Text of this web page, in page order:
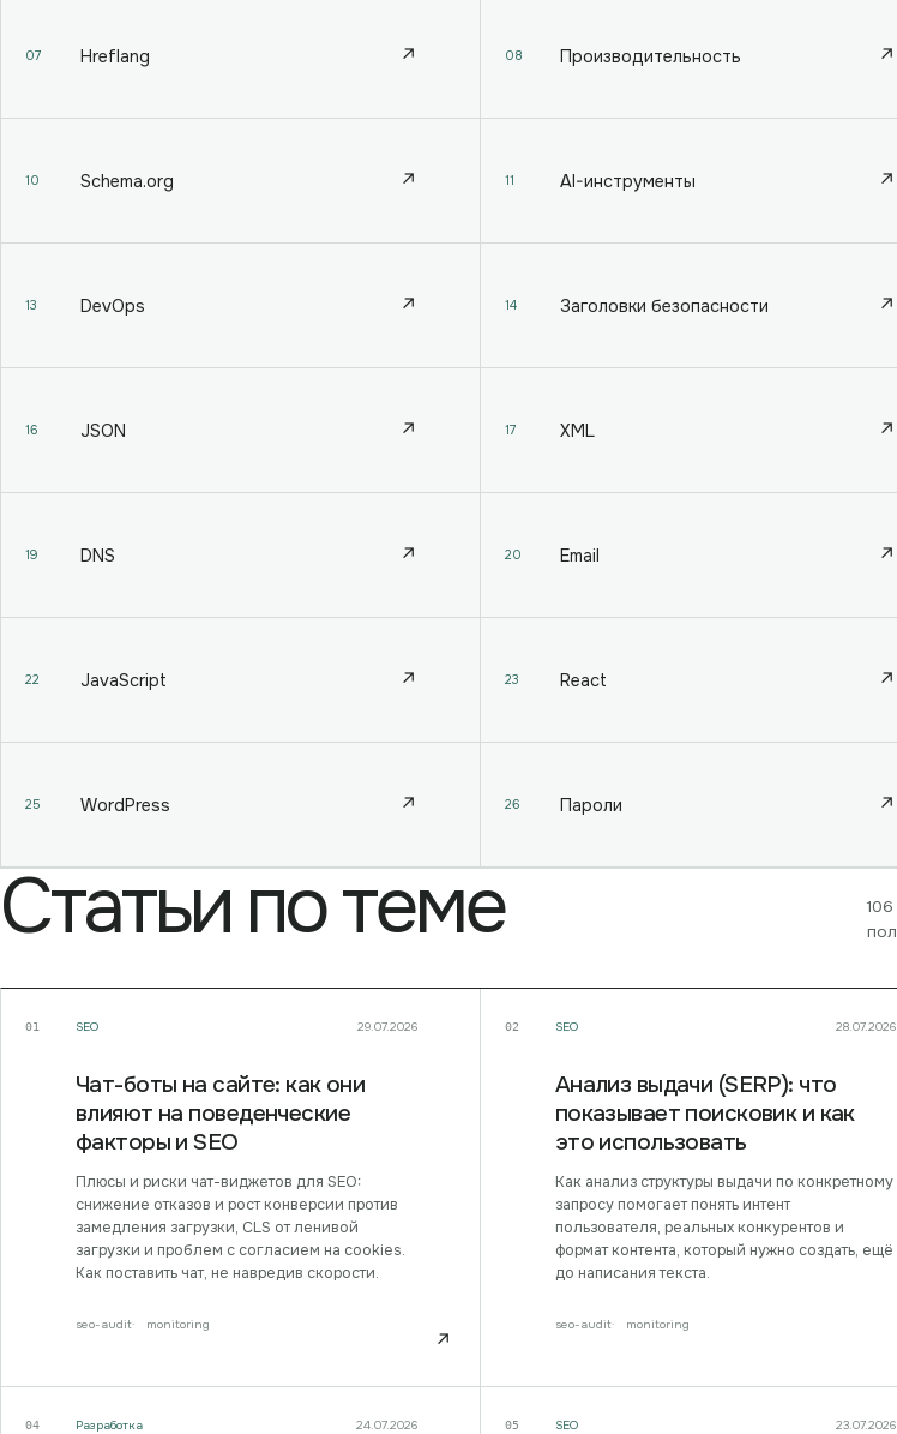
07 Hreflang ↗ 08 Производительность ↗
10 Schema.org ↗ 11 AI-инструменты ↗
13 DevOps ↗ 14 Заголовки безопасности ↗
16 JSON ↗ 17 XML ↗
19 DNS ↗ 20 Email ↗
22 JavaScript ↗ 23 React ↗
25 WordPress ↗ 26 Пароли ↗
Статьи по теме
01 SEO 29.07.2026
Чат-боты на сайте: как они
влияют на поведенческие
факторы и SEO
Плюсы и риски чат-виджетов для SEO:
снижение отказов и рост конверсии против
замедления загрузки, CLS от ленивой
загрузки и проблем с согласием на cookies.
Как поставить чат, не навредив скорости.
seo-audit monitoring
↗
02 SEO 28.07.2026
Анализ выдачи (SERP): что
показывает поисковик и как
это использовать
Как анализ структуры выдачи по конкретному
запросу помогает понять интент
пользователя, реальных конкурентов и
формат контента, который нужно создать, ещё
до написания текста.
seo-audit monitoring
04 Разработка 24.07.2026 05 SEO 23.07.2026